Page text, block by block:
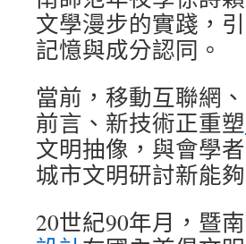
文學漫步的實踐，
記憶與成分認同。
當前，移動互聯網
前言、新技術正重塑
文明抽像，與會學
城市文明研討新能夠
20世紀90年月，暨